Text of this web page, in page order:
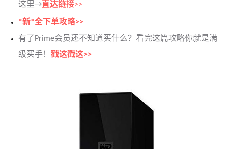
这里→ 直达链接>>
*新*全下单攻略>>
有了Prime会员还不知道买什么？看完这篇攻略你就是满
级买手！ 戳这戳这>>